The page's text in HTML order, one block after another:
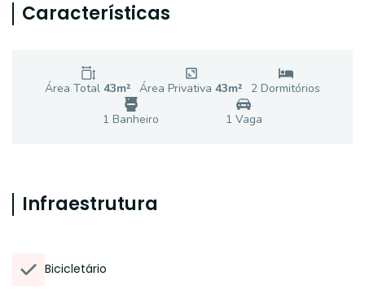
Características
Área Total 43m² Área Privativa 43m² 2 Dormitórios
1 Banheiro 1 Vaga
Infraestrutura
Bicicletário